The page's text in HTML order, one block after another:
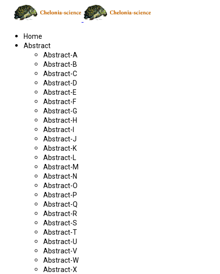
Home
Abstract
Abstract-A
Abstract-B
Abstract-C
Abstract-D
Abstract-E
Abstract-F
Abstract-G
Abstract-H
Abstract-I
Abstract-J
Abstract-K
Abstract-L
Abstract-M
Abstract-N
Abstract-O
Abstract-P
Abstract-Q
Abstract-R
Abstract-S
Abstract-T
Abstract-U
Abstract-V
Abstract-W
Abstract-X